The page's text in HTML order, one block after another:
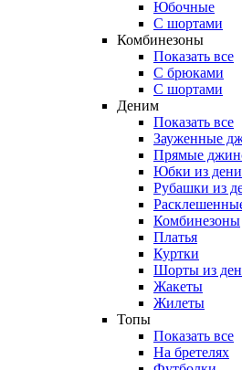
Юбочные
С шортами
Комбинезоны
Показать все
С брюками
С шортами
Деним
Показать все
Зауженные
Прямые
Юбки из
Рубашки из
Комбинезоны
Платья
Куртки
Шорты из
Жакеты
Жилеты
Топы
Показать все
На бретелях